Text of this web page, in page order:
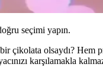
seçimi yapın.
olsaydı? Hem
karşılamakla